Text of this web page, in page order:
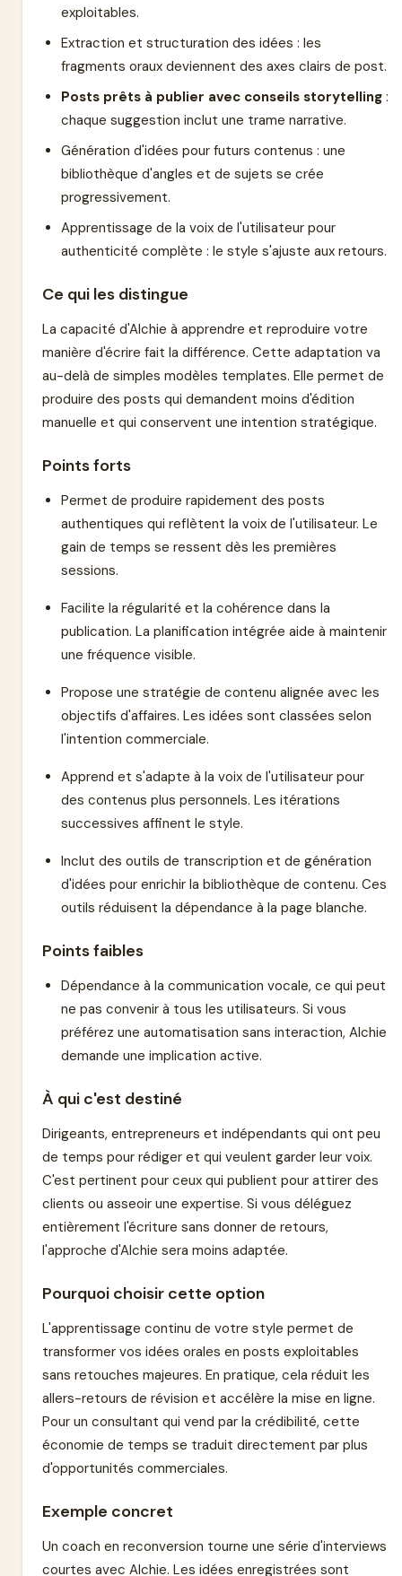
exploitables.
Extraction et structuration des idées : les
fragments oraux deviennent des axes clairs de post.
Posts prêts à publier avec conseils storytelling:
chaque suggestion inclut une trame narrative.
Génération d'idées pour futurs contenus : une
bibliothèque d'angles et de sujets se crée
progressivement.
Apprentissage de la voix de l'utilisateur pour
authenticité complète : le style s'ajuste aux retours.
Ce qui les distingue
La capacité d'Alchie à apprendre et reproduire votre
manière d'écrire fait la différence. Cette adaptation va
au-delà de simples modèles templates. Elle permet de
produire des posts qui demandent moins d'édition
manuelle et qui conservent une intention stratégique.
Points forts
Permet de produire rapidement des posts
authentiques qui reflètent la voix de l'utilisateur. Le
gain de temps se ressent dès les premières
sessions.
Facilite la régularité et la cohérence dans la
publication. La planification intégrée aide à maintenir
une fréquence visible.
Propose une stratégie de contenu alignée avec les
objectifs d'affaires. Les idées sont classées selon
l'intention commerciale.
Apprend et s'adapte à la voix de l'utilisateur pour
des contenus plus personnels. Les itérations
successives affinent le style.
Inclut des outils de transcription et de génération
d'idées pour enrichir la bibliothèque de contenu. Ces
outils réduisent la dépendance à la page blanche.
Points faibles
Dépendance à la communication vocale, ce qui peut
ne pas convenir à tous les utilisateurs. Si vous
préférez une automatisation sans interaction, Alchie
demande une implication active.
À qui c'est destiné
Dirigeants, entrepreneurs et indépendants qui ont peu
de temps pour rédiger et qui veulent garder leur voix.
C'est pertinent pour ceux qui publient pour attirer des
clients ou asseoir une expertise. Si vous déléguez
entièrement l'écriture sans donner de retours,
l'approche d'Alchie sera moins adaptée.
Pourquoi choisir cette option
L'apprentissage continu de votre style permet de
transformer vos idées orales en posts exploitables
sans retouches majeures. En pratique, cela réduit les
allers-retours de révision et accélère la mise en ligne.
Pour un consultant qui vend par la crédibilité, cette
économie de temps se traduit directement par plus
d'opportunités commerciales.
Exemple concret
Un coach en reconversion tourne une série d'interviews
courtes avec Alchie. Les idées enregistrées sont